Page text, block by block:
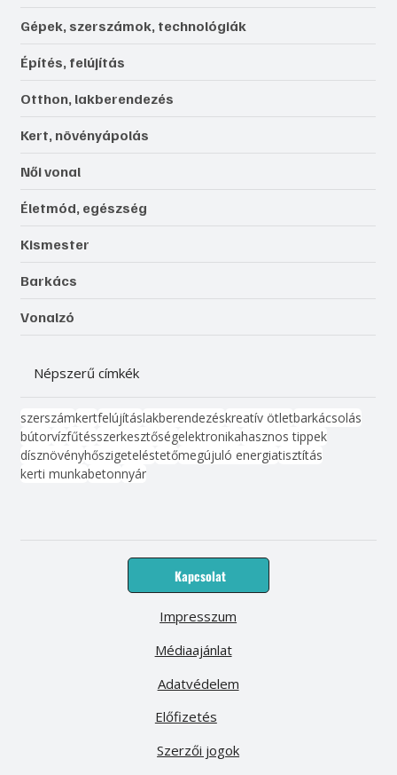
Gépek, szerszámok, technológiák
Építés, felújítás
Otthon, lakberendezés
Kert, növényápolás
Női vonal
Életmód, egészség
Kismester
Barkács
Vonalzó
Népszerű címkék
szerszámkertfelújításlakberendezéskreatív ötletbarkácsolás
bútorvízfűtésszerkesztőségelektronikahasznos tippek
dísznövényhőszigeteléstetőmegújuló energiatisztítás
kerti munkabetonnyár
Kapcsolat
Médiaajánlat
Előfizetés
Impresszum
Adatvédelem
Szerzői jogok